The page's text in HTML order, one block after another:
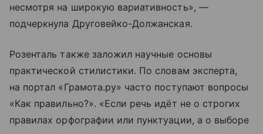
несмотря на широкую вариативность», —
подчеркнула Друговейко-Должанская.
Розенталь также заложил научные основы
практической стилистики. По словам эксперта,
на портал «Грамота.ру» часто поступают вопросы
«Как правильно?». «Если речь идёт не о строгих
правилах орфографии или пунктуации, а о выборе